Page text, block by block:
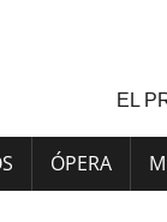
EL
ÓPERA